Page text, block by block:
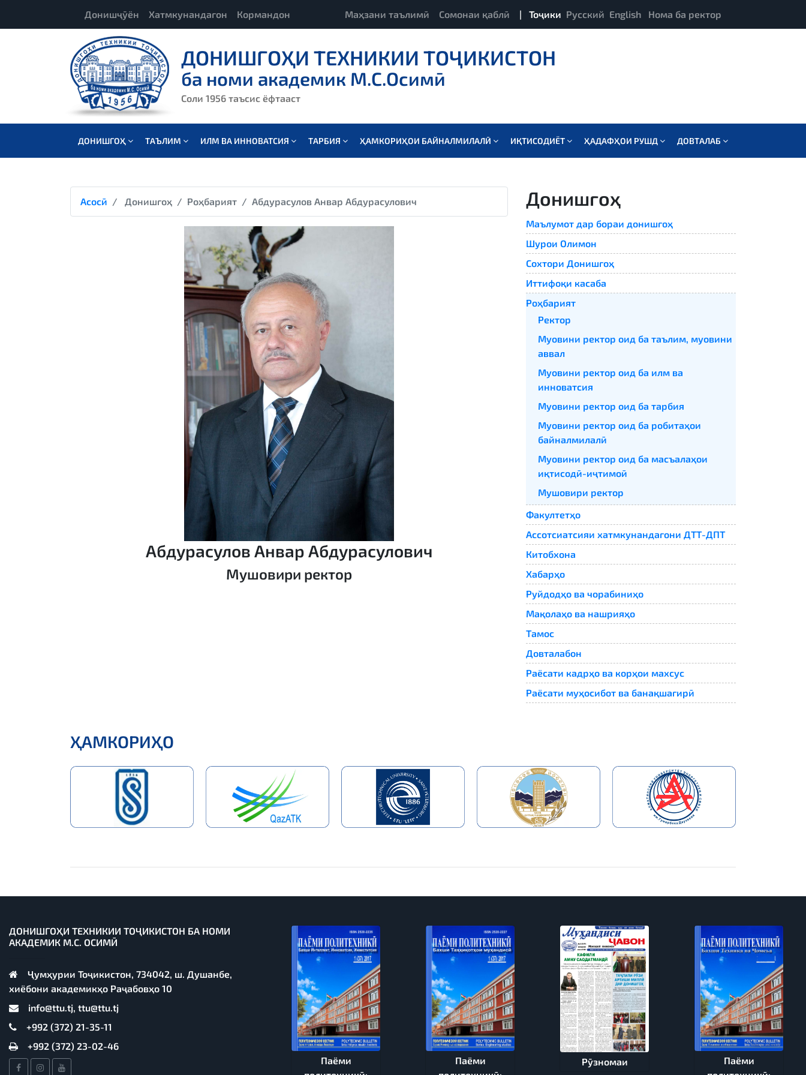
Донишҷӯён Хатмкунандагон Кормандон Маҳзани таълимӣ Сомонаи қаблӣ | Тоҷики Русский English Нома ба ректор
ДОНИШГОҲИ ТЕХНИКИИ ТОҶИКИСТОН
ба номи академик М.С.Осимӣ
Соли 1956 таъсис ёфтааст
ДОНИШГОҲ ТАЪЛИМ ИЛМ ВА ИННОВАТСИЯ ТАРБИЯ ҲАМКОРИҲОИ БАЙНАЛМИЛАЛӢ ИҚТИСОДИЁТ ҲАДАФҲОИ РУШД ДОВТАЛАБ
Асосӣ Донишгоҳ Роҳбарият Абдурасулов Анвар Абдурасулович
Абдурасулов Анвар Абдурасулович
Мушовири ректор
Донишгоҳ
Маълумот дар бораи донишгоҳ
Шурои Олимон
Сохтори Донишгоҳ
Иттифоқи касаба
Роҳбарият
Ректор
Муовини ректор оид ба таълим, муовини
аввал
Муовини ректор оид ба илм ва
инноватсия
Муовини ректор оид ба тарбия
Муовини ректор оид ба робитаҳои
байналмилалӣ
Муовини ректор оид ба масъалаҳои
иқтисодӣ-иҷтимоӣ
Мушовири ректор
Факултетҳо
Ассотсиатсияи хатмкунандагони ДТТ-ДПТ
Китобхона
Хабарҳо
Руйдодҳо ва чорабиниҳо
Мақолаҳо ва нашрияҳо
Тамос
Довталабон
Раёсати кадрҳо ва корҳои махсус
Раёсати муҳосибот ва банақшагирӣ
ҲАМКОРИҲО
ДОНИШГОҲИ ТЕХНИКИИ ТОҶИКИСТОН БА НОМИ
АКАДЕМИК М.С. ОСИМӢ
Ҷумҳурии Тоҷикистон, 734042, ш. Душанбе,
хиёбони академикҳо Раҷабовҳо 10
info@ttu.tj, ttu@ttu.tj
+992 (372) 21-35-11
+992 (372) 23-02-46
Паёми
Паёми
Рӯзномаи
Паёми